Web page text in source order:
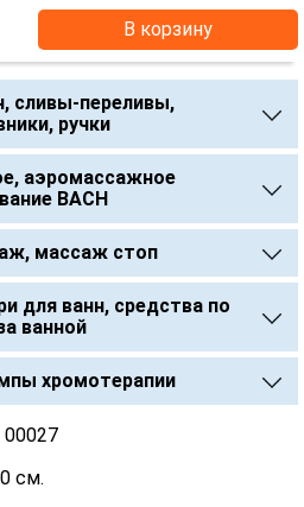
В корзину
сливы-переливы,
ручки
аэромассажное
BACH
массаж стоп
для ванн, средства по
ванной
хромотерапии
00027
см.